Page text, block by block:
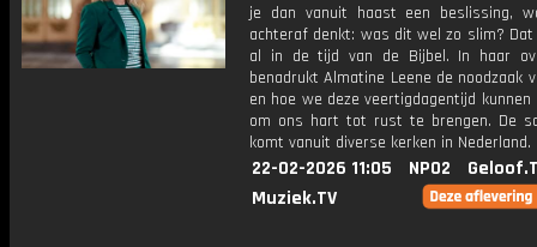
je dan vanuit haast een beslissing,
achteraf denkt: was dit wel zo slim? Dat
al in de tijd van de Bijbel. In haar
benadrukt Almatine Leene de noodzaak
en hoe we deze veertigdagentijd kunnen
om ons hart tot rust te brengen. De
komt vanuit diverse kerken in Nederland.
22-02-2026 11:05 NPO2
Muziek.TV